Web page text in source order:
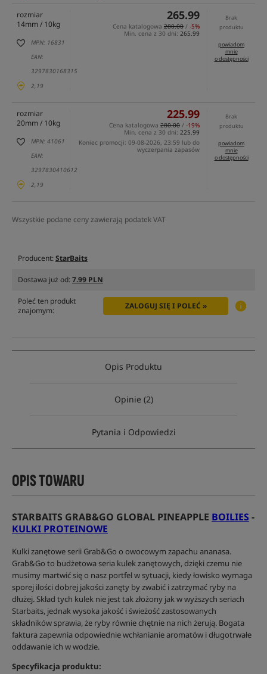
rozmiar
14mm / 10kg
MPN: 16831
EAN:
3297830168315
2,19
265.99
Cena katalogowa 280.00 / -5%
Min. cena z 30 dni: 265.99
Brak
produktu
powiadom
mnie
o dostępności
rozmiar
20mm / 10kg
MPN: 41061
EAN:
3297830410612
2,19
225.99
Cena katalogowa 280.00 / -19%
Min. cena z 30 dni: 225.99
Koniec promocji: 09-08-2026, 23:59 lub do
wyczerpania zapasów
Brak
produktu
powiadom
mnie
o dostępności
Wszystkie podane ceny zawierają podatek VAT
Producent:StarBaits
Dostawa już od:7.99 PLN
Poleć ten produkt
znajomym:
ZALOGUJ SIĘ I POLEĆ »
Opis Produktu
Opinie (2)
Pytania i Odpowiedzi
OPIS TOWARU
STARBAITS GRAB&GO GLOBAL PINEAPPLE BOILIES -
KULKI PROTEINOWE
Kulki zanętowe serii Grab&Go o owocowym zapachu ananasa.
Grab&Go to budżetowa seria kulek zanętowych, dzięki czemu nie
musimy martwić się o nasz portfel w sytuacji, kiedy łowisko wymaga
sporej ilości dobrej jakości zanęty by zwabić i zatrzymać ryby na
dłużej. Skład tych kulek nie jest tak złożony jak w wyższych seriach
Starbaits, jednak wysoka jakość i świeżość zastosowanych
składników sprawia, że ryby równie chętnie na nich żerują. Bogata
faktura zapewnia odpowiednie wchłanianie aromatów i długotrwałe
oddawanie ich w wodzie.
Specyfikacja produktu: